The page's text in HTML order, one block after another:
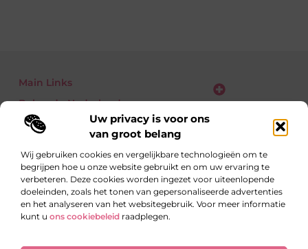
Uw privacy is voor ons
van groot belang
Wij gebruiken cookies en vergelijkbare technologieën om te
begrijpen hoe u onze website gebruikt en om uw ervaring te
verbeteren. Deze cookies worden ingezet voor uiteenlopende
doeleinden, zoals het tonen van gepersonaliseerde advertenties
en het analyseren van het websitegebruik. Voor meer informatie
kunt u ons cookiebeleid raadplegen.
Main Links
Bekende Nederlanders
Eén richting: kennis delen
Blogs vol inzichten over alledaagse én verrassende
onderwerpen.